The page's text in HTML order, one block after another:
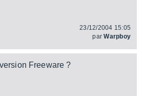
23/12/2004 15:05
parWarpboy
Freeware ?